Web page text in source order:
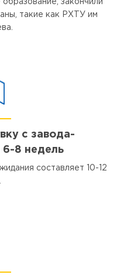
закончили
такие как РХТУ им
с завода-
6-8 недель
составляет 10-12